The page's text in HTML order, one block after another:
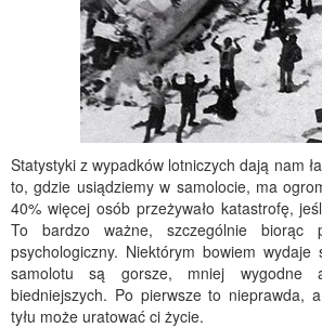
Statystyki z wypadków lotniczych dają nam
to, gdzie usiądziemy w samolocie, ma
40% więcej osób przeżywało katastrofę,
To bardzo ważne, szczególnie biorąc
psychologiczny. Niektórym bowiem
samolotu są gorsze, mniej
biedniejszych. Po pierwsze to nieprawda,
tyłu może uratować ci życie.